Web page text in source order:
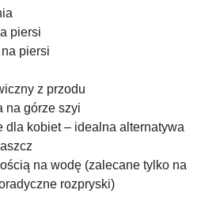
piersi
piersi
z przodu
na górze szyi
dla kobiet – idealna alternatywa
na wodę (zalecane tylko na
rozpryski)